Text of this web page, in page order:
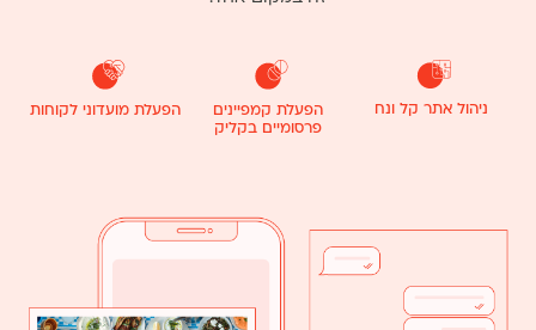
ניהול אתר קל ונח
הפעלת קמפיינים
פרסומיים בקליק
הפעלת מועדוני לקוחות